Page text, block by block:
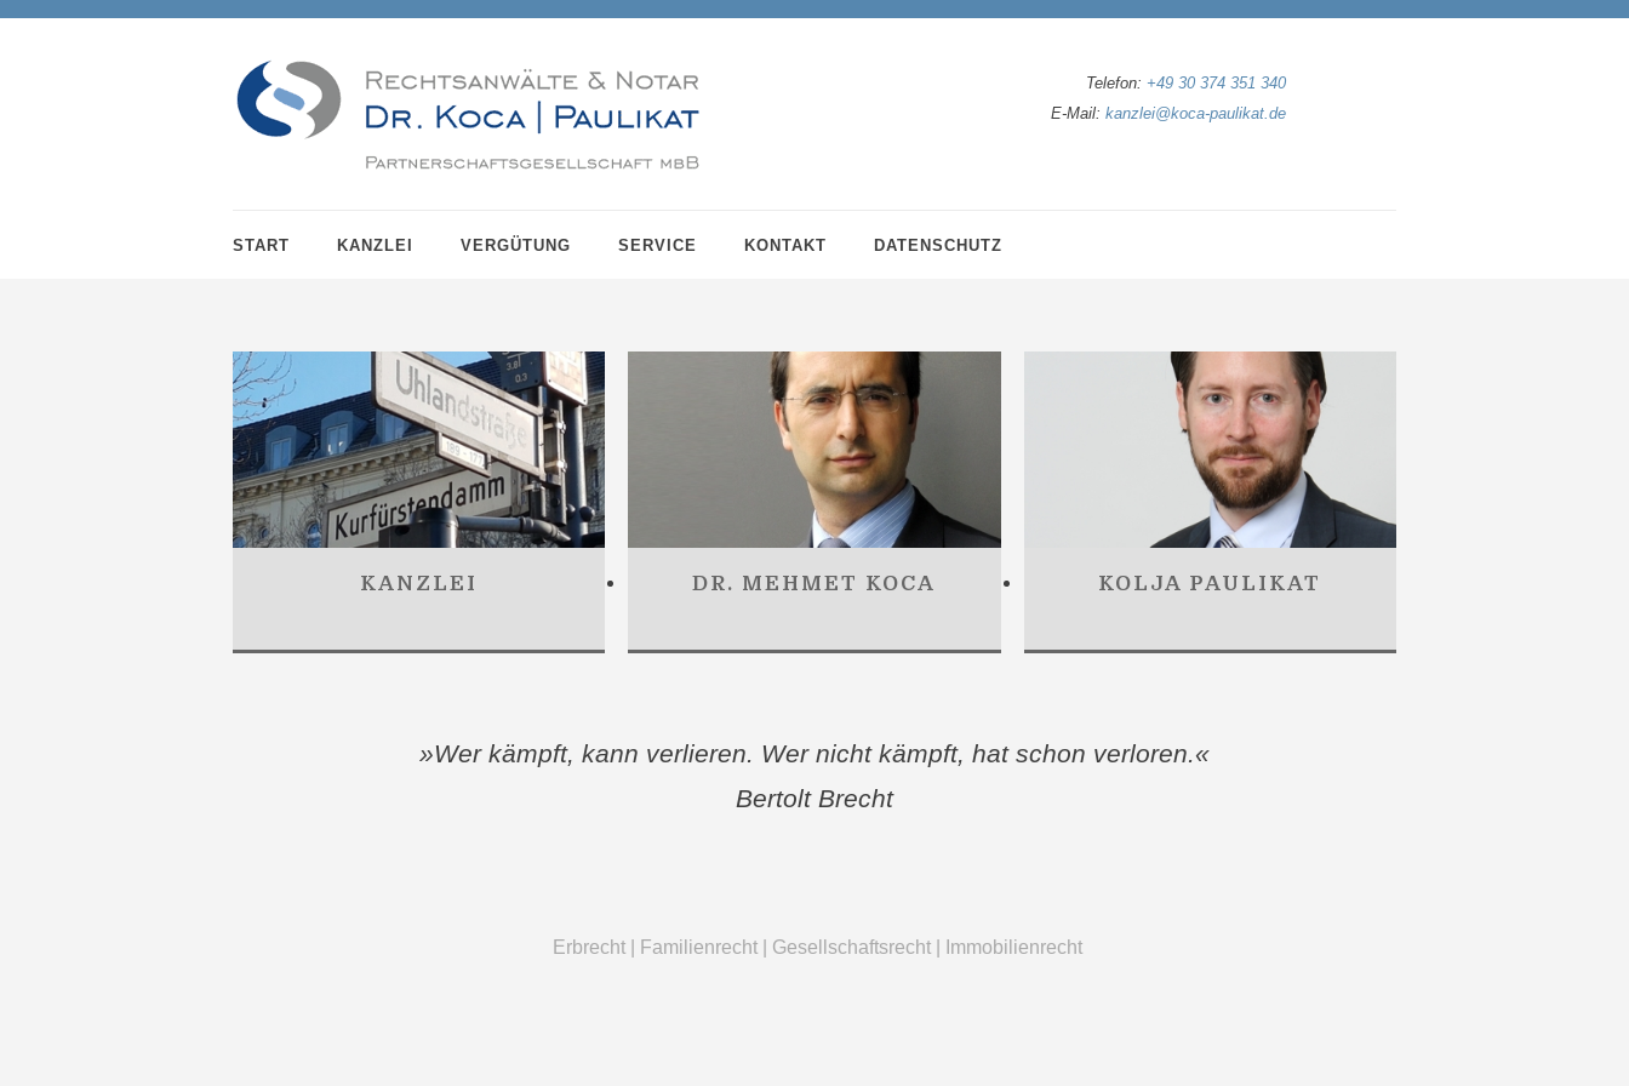
Telefon: +49 30 374 351 340
E-Mail: kanzlei@koca-paulikat.de
START KANZLEI VERGÜTUNG SERVICE KONTAKT DATENSCHUTZ
KANZLEI DR. MEHMET KOCA KOLJA PAULIKAT
»Wer kämpft, kann verlieren. Wer nicht kämpft, hat schon verloren.«
Bertolt Brecht
Erbrecht | Familienrecht | Gesellschaftsrecht | Immobilienrecht